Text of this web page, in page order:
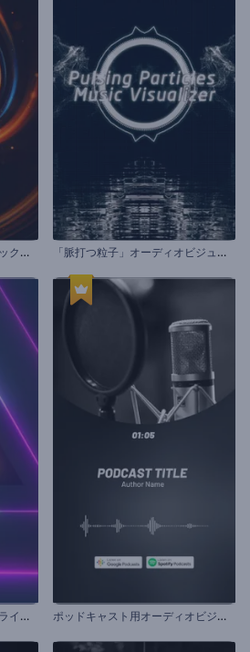
燃
えるような光線のミュージックビジュアライザー 「
脈打つ粒子」オーディオビジュアライザー
脈
動ネオンシェイプビジュアライザー ポ
ッドキャスト用オーディオビジュアライザー